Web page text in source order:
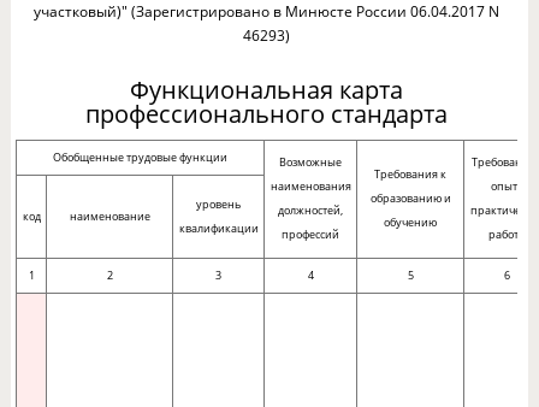
участковый)" (Зарегистрировано в Минюсте России 06.04.2017 N
46293)
Функциональная карта
профессионального стандарта
Обобщенные трудовые функции
Возможные
наименования
должностей,
профессий
Требования к
образованию и
обучению
Требования
опыту
работы
код наименование
уровень
квалификации
1 2 3 4 5 6